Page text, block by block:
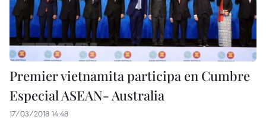
Premier vietnamita participa en Cumbre
Especial ASEAN- Australia
17/03/2018 14:48